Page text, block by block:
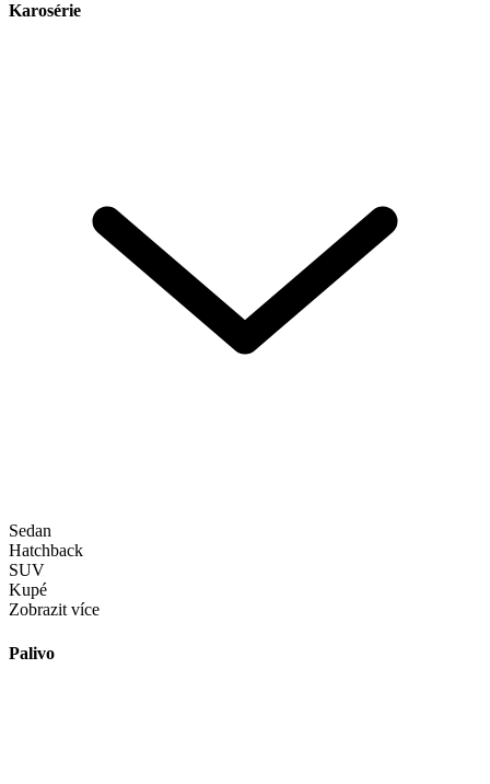
Karosérie
Sedan
Hatchback
SUV
Kupé
Zobrazit více
Palivo